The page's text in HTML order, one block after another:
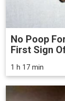
No Poop
First Sign
1 h 17 min